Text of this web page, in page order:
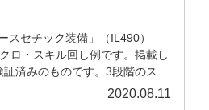
スセチック装備」（IL490）
ロ・スキル回し例です。掲載し
済みのものです。3段階のステ
2020.08.11